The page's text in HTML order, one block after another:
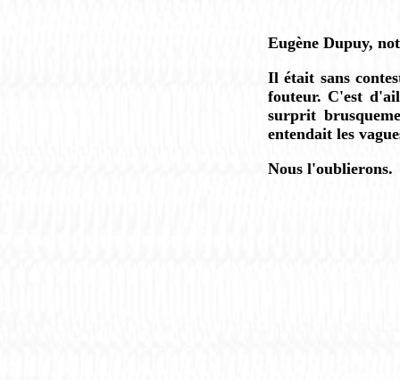
Eugène Dupuy,
Il était sans
fouteur. C'est
surprit
entendait les
Nous l'oublierons.